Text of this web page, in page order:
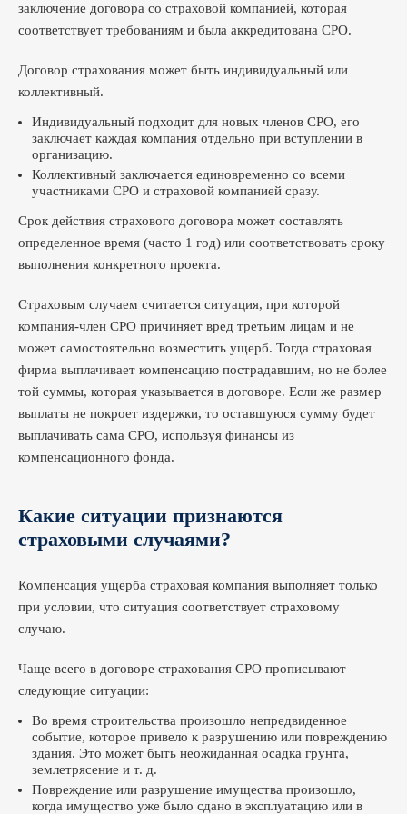
заключение договора со страховой компанией, которая
соответствует требованиям и была аккредитована СРО.
Договор страхования может быть индивидуальный или
коллективный.
Индивидуальный подходит для новых членов СРО, его
заключает каждая компания отдельно при вступлении в
организацию.
Коллективный заключается единовременно со всеми
участниками СРО и страховой компанией сразу.
Срок действия страхового договора может составлять
определенное время (часто 1 год) или соответствовать сроку
выполнения конкретного проекта.
Страховым случаем считается ситуация, при которой
компания-член СРО причиняет вред третьим лицам и не
может самостоятельно возместить ущерб. Тогда страховая
фирма выплачивает компенсацию пострадавшим, но не более
той суммы, которая указывается в договоре. Если же размер
выплаты не покроет издержки, то оставшуюся сумму будет
выплачивать сама СРО, используя финансы из
компенсационного фонда.
Какие ситуации признаются
страховыми случаями?
Компенсация ущерба страховая компания выполняет только
при условии, что ситуация соответствует страховому
случаю.
Чаще всего в договоре страхования СРО прописывают
следующие ситуации:
Во время строительства произошло непредвиденное
событие, которое привело к разрушению или повреждению
здания. Это может быть неожиданная осадка грунта,
землетрясение и т. д.
Повреждение или разрушение имущества произошло,
когда имущество уже было сдано в эксплуатацию или в